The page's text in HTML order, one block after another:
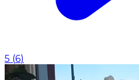
5 (6)